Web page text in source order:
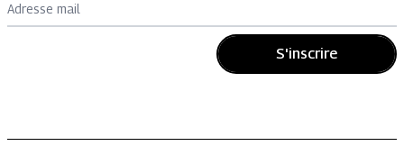
Adresse mail
S'inscrire